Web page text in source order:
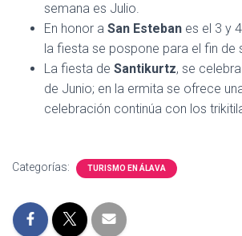
semana es Julio.
En honor a San Esteban es el 3 y
la fiesta se pospone para el fin de
La fiesta de Santikurtz, se
de Junio; en la ermita se ofrece
celebración continúa con los
Categorías: TURISMO EN ÁLAVA